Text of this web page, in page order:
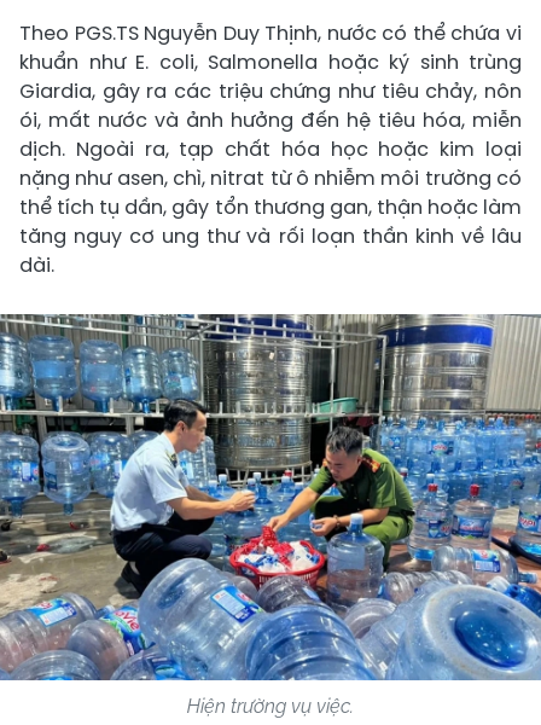
Theo PGS.TS Nguyễn Duy Thịnh, nước có thể chứa vi
khuẩn như E. coli, Salmonella hoặc ký sinh trùng
Giardia, gây ra các triệu chứng như tiêu chảy, nôn
ói, mất nước và ảnh hưởng đến hệ tiêu hóa, miễn
dịch. Ngoài ra, tạp chất hóa học hoặc kim loại
nặng như asen, chì, nitrat từ ô nhiễm môi trường có
thể tích tụ dần, gây tổn thương gan, thận hoặc làm
tăng nguy cơ ung thư và rối loạn thần kinh về lâu
dài.
Hiện trường vụ việc.